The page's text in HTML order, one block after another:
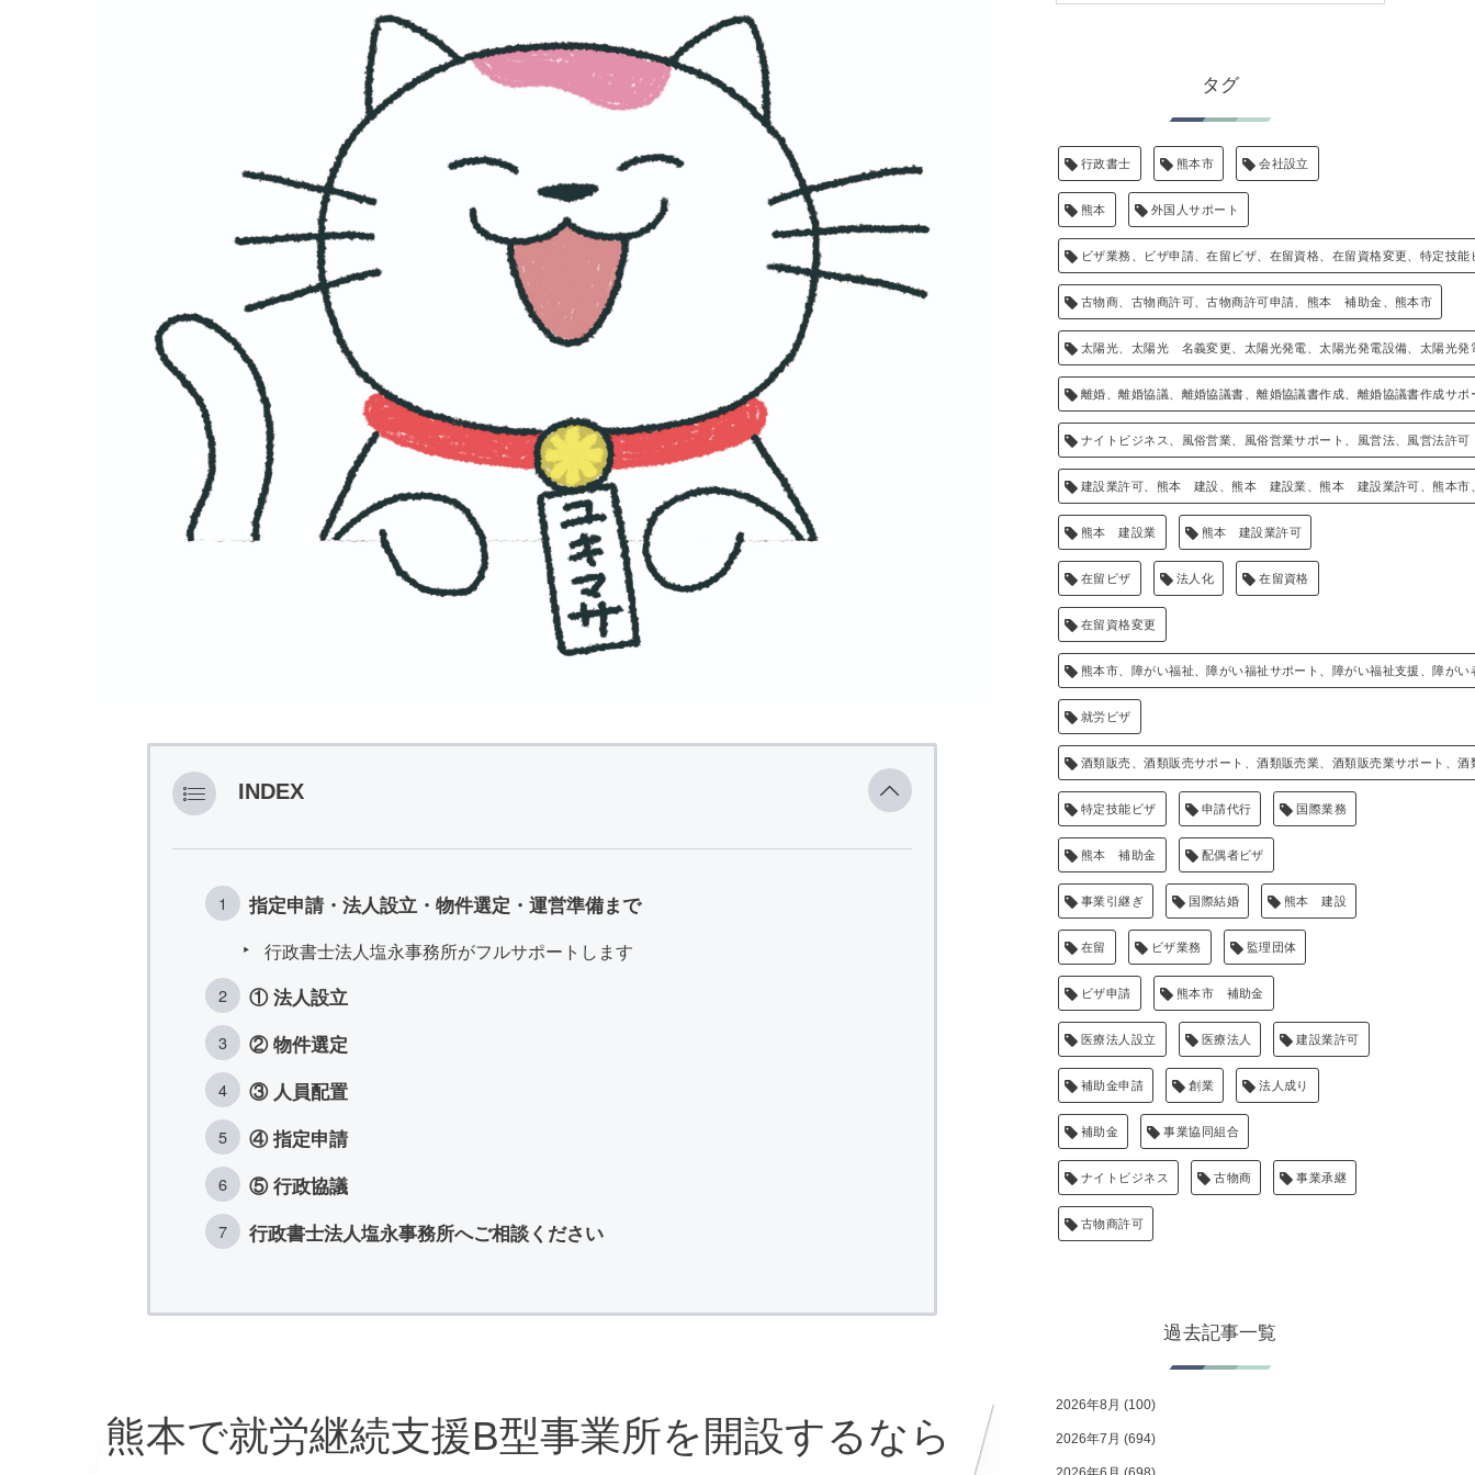
INDEX
指定申請・法人設立・物件選定・運営準備まで
行政書士法人塩永事務所がフルサポートします
① 法人設立
② 物件選定
③ 人員配置
④ 指定申請
⑤ 行政協議
行政書士法人塩永事務所へご相談ください
熊本で就労継続支援B型事業所を開設するなら
タグ
行政書士 熊本市 会社設立
熊本 外国人サポート
ビザ業務、ビザ申請、在留ビザ、在留資格、在留資格変更、特定技能
古物商、古物商許可、古物商許可申請、熊本 補助金、熊本市
太陽光、太陽光 名義変更、太陽光発電、太陽光発電設備、太陽光
離婚、離婚協議、離婚協議書、離婚協議書作成、離婚協議書作成サポ
ナイトビジネス、風俗営業、風俗営業サポート、風営法、風営法許可
建設業許可、熊本 建設、熊本 建設業、熊本 建設業許可、熊本市
熊本 建設業 熊本 建設業許可
在留ビザ 法人化 在留資格
在留資格変更
熊本市、障がい福祉、障がい福祉サポート、障がい福祉支援、障がい
就労ビザ
酒類販売、酒類販売サポート、酒類販売業、酒類販売業サポート、
特定技能ビザ 申請代行 国際業務
熊本 補助金 配偶者ビザ
事業引継ぎ 国際結婚 熊本 建設
在留 ビザ業務 監理団体
ビザ申請 熊本市 補助金
医療法人設立 医療法人 建設業許可
補助金申請 創業 法人成り
補助金 事業協同組合
ナイトビジネス 古物商 事業承継
古物商許可
過去記事一覧
2026年8月 (100)
2026年7月 (694)